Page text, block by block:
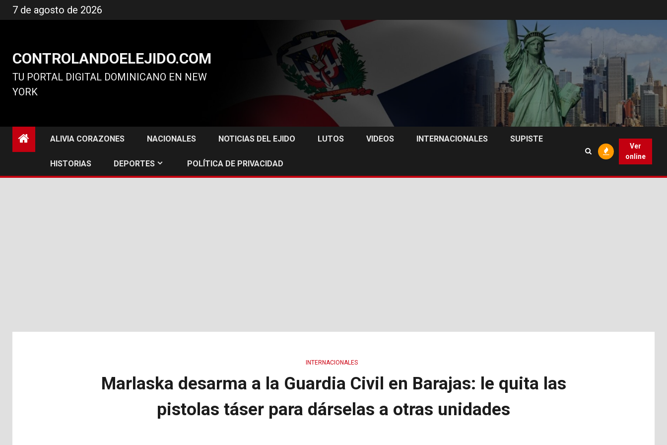
al
7 de agosto de 2026
CONTROLANDOELEJIDO.COM
TU PORTAL DIGITAL DOMINICANO EN NEW
YORK
ALIVIA CORAZONES NACIONALES NOTICIAS DEL EJIDO LUTOS VIDEOS INTERNACIONALES SUPISTE
HISTORIAS DEPORTES POLÍTICA DE PRIVACIDAD
Ver
online
INTERNACIONALES
Marlaska desarma a la Guardia Civil en Barajas: le quita las
pistolas táser para dárselas a otras unidades